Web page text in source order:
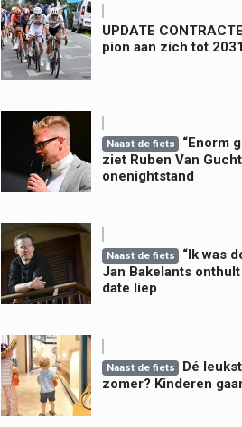
UPDATE
pion aan zich tot 2031
Naast de fiets
“Enorm
ziet Ruben Van
onenightstand
Naast de fiets
“Ik was
Jan Bakelants
date liep
Naast de fiets
Dé
zomer? Kinderen